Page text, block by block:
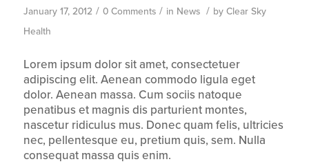
January 17, 2012 / 0 Comments / in News / by Clear Sky
Health
Lorem ipsum dolor sit amet, consectetuer
adipiscing elit. Aenean commodo ligula eget
dolor. Aenean massa. Cum sociis natoque
penatibus et magnis dis parturient montes,
nascetur ridiculus mus. Donec quam felis, ultricies
nec, pellentesque eu, pretium quis, sem. Nulla
consequat massa quis enim.